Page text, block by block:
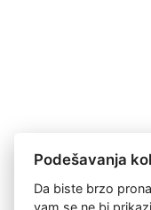
Podešavanja
Da biste brzo
vam se ne bi